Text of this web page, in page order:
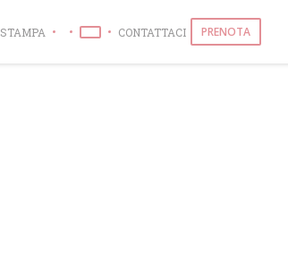
STAMPA
((APRE UNA NUOVA FINESTRA))
((APRE UNA NUOVA FINESTRA))
CONTATTACI PRENOTA